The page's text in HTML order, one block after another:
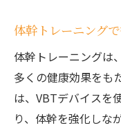
体幹トレーニング
体幹トレーニングは
多くの健康効果をも
は、VBTデバイスを
り、体幹を強化しな